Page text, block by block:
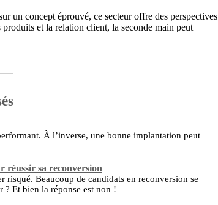
un concept éprouvé, ce secteur offre des perspectives
et la relation client, la seconde main peut
À l’inverse, une bonne implantation peut
réussir sa reconversion
Beaucoup de candidats en reconversion se
Et bien la réponse est non !